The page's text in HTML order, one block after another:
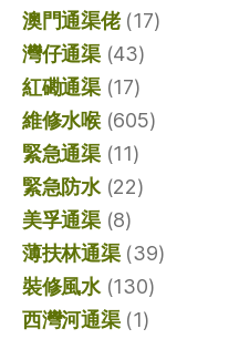
澳門通渠佬(17)
灣仔通渠(43)
紅磡通渠(17)
維修水喉(605)
緊急通渠(11)
緊急防水(22)
美孚通渠(8)
薄扶林通渠(39)
裝修風水(130)
西灣河通渠(1)